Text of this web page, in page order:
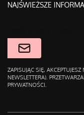
NAJŚWIEŻSZE
ZAPISUJĄC SIĘ,
NEWSLETTERA).
PRYWATNOŚCI.